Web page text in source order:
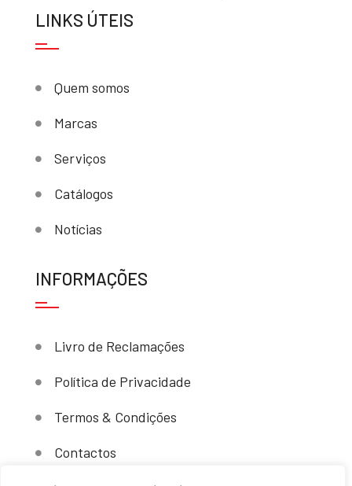
LINKS ÚTEIS
Quem somos
Marcas
Serviços
Catálogos
Notícias
INFORMAÇÕES
Livro de Reclamações
Política de Privacidade
Termos & Condições
Contactos